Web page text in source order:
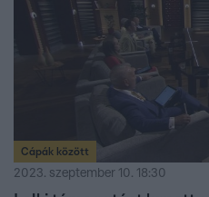
Cápák között
2023. szeptember 10. 18:30